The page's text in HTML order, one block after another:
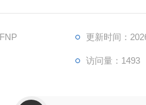
更新时间：
访问量：1493